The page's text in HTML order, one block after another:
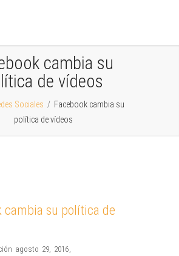
cambia su
de vídeos
Sociales / Facebook cambia su
política de vídeos
cambia su política de
agosto 29, 2016,